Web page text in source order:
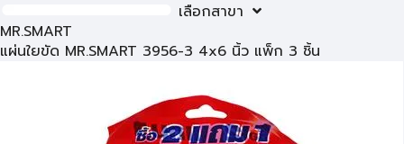
เลือกสาขา
MR.SMART
แผ่นใยขัด MR.SMART 3956-3 4x6 นิ้ว แพ็ก 3 ชิ้น